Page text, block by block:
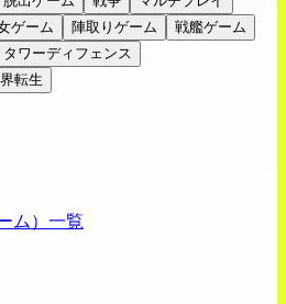
ゲーム 陣取りゲーム
戦艦ゲーム
タワーディフェンス
転生
ム）一覧